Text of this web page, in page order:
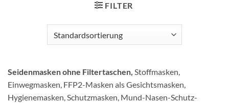
FILTER
Seidenmasken ohne Filtertaschen, Stoffmasken,
Einwegmasken, FFP2-Masken als Gesichtsmasken,
Hygienemasken, Schutzmasken, Mund-Nasen-Schutz-